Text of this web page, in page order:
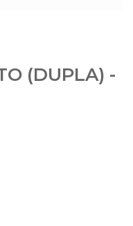
(DUPLA) -